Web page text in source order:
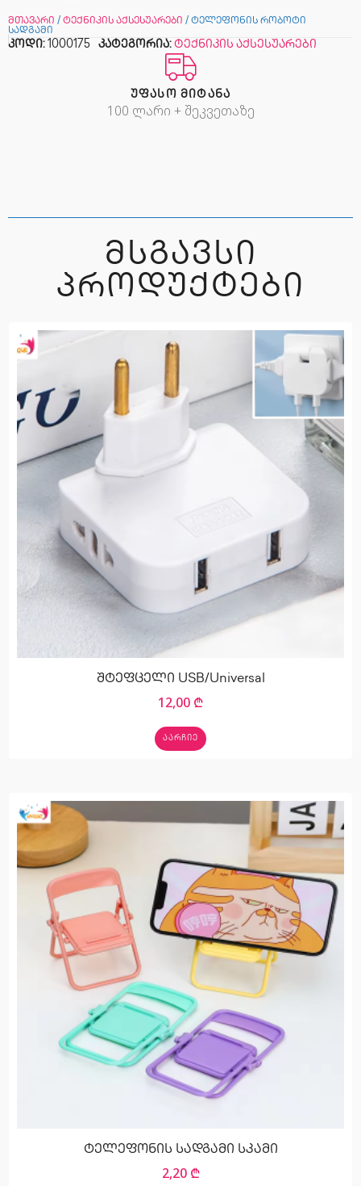
მთავარი / ტექნიკის აქსესუარები / ტელეფონის რობოტი
სადგამი
კოდი: 1000175 კატეგორია: ტექნიკის აქსესუარები
ᲣᲤᲐᲡᲝ ᲛᲘᲢᲐᲜᲐ
100 ლარი + შეკვეთაზე
ᲛᲡᲒᲐᲕᲡᲘ
ᲞᲠᲝᲓᲣᲥᲢᲔᲑᲘ
შტეფცელი USB/Universal
12,00 ₾
ᲐᲐᲠᲩᲘᲔ
ტელეფონის სადგამი სკამი
2,20 ₾